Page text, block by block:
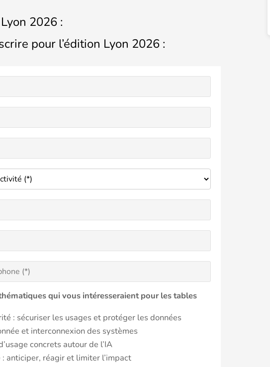
2026 :
pour l’édition Lyon 2026 :
qui vous intéresseraient pour les tables
: sécuriser les usages et protéger les données
et interconnexion des systèmes
concrets autour de l’IA
: anticiper, réagir et limiter l’impact